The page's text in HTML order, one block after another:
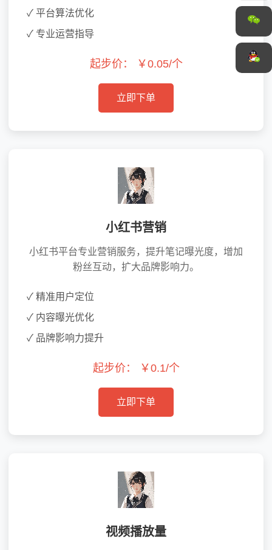
✓ 平台算法优化
✓ 专业运营指导
起步价： ￥0.05/个
立即下单
小红书营销
小红书平台专业营销服务，提升笔记曝光度，增加
粉丝互动，扩大品牌影响力。
✓ 精准用户定位
✓ 内容曝光优化
✓ 品牌影响力提升
起步价： ￥0.1/个
立即下单
视频播放量